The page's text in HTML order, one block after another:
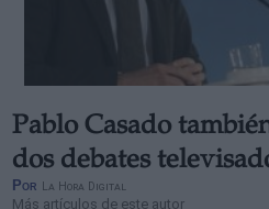
Pablo Casado
dos debates
Por La Hora Digital
Más artículos de este autor
Derechos: